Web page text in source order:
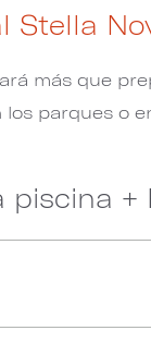
Stella
más que
parques o
+